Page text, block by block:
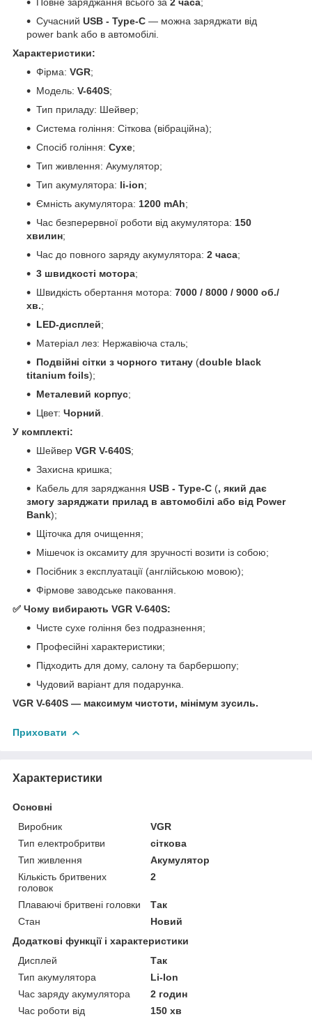
Сучасний USB - Type-C — можна заряджати від
power bank або в автомобілі.
Характеристики:
Фірма: VGR;
Модель: V-640S;
Тип приладу: Шейвер;
Система гоління: Сіткова (вібраційна);
Спосіб гоління: Сухе;
Тип живлення: Акумулятор;
Тип акумулятора: li-ion;
Ємність акумулятора: 1200 mAh;
Час безперервної роботи від акумулятора: 150
хвилин;
Час до повного заряду акумулятора: 2 часа;
3 швидкості мотора;
Швидкість обертання мотора: 7000 / 8000 / 9000 об./
хв.;
LED-дисплей;
Матеріал лез: Нержавіюча сталь;
Подвійні сітки з чорного титану (double black
titanium foils);
Металевий корпус;
Цвет: Чорний
У комплекті:
Шейвер VGR V-640S;
Захисна кришка;
Кабель для заряджання USB - Type-C (, який дає
змогу заряджати прилад в автомобілі або від Power
Bank);
Щіточка для очищення;
Мішечок із оксамиту для зручності возити із собою;
Посібник з експлуатації (англійською мовою);
Фірмове заводське паковання.
✅ Чому вибирають VGR V-640S:
Чисте сухе гоління без подразнення;
Професійні характеристики;
Підходить для дому, салону та барбершопу;
Чудовий варіант для подарунка.
VGR V-640S — максимум чистоти, мінімум зусиль.
Приховати
Характеристики
Основні
Виробник
VGR
Тип електробритви
сіткова
Тип живлення
Акумулятор
Кількість бритвених
головок
2
Плаваючі бритвені головки
Так
Стан
Новий
Додаткові функції і характеристики
Дисплей
Так
Тип акумулятора
Li-Ion
Час заряду акумулятора
2 годин
Час роботи від
150 хв